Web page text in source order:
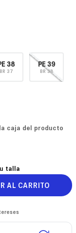
38
BR 37
PE39
BR38
caja del producto
talla
AL CARRITO